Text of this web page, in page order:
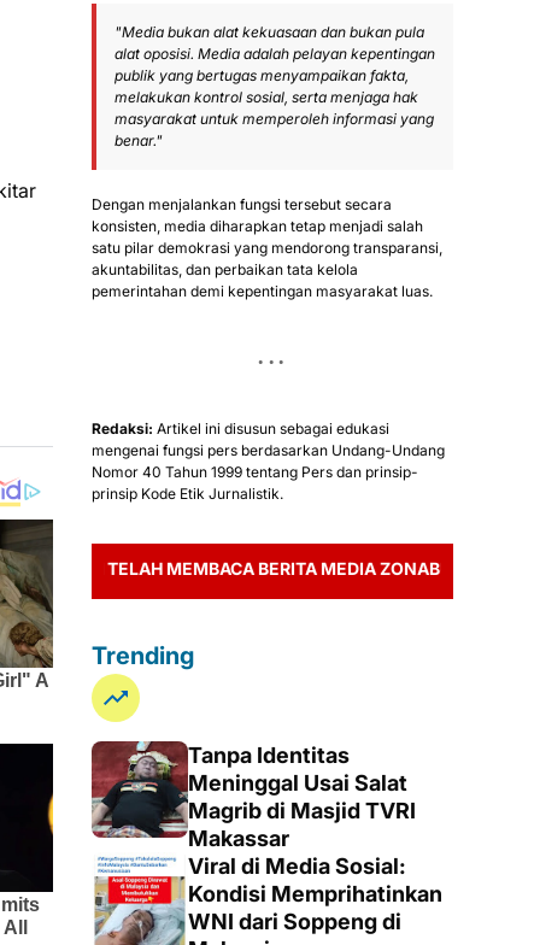
"Media bukan alat kekuasaan dan bukan pula
alat oposisi. Media adalah pelayan kepentingan
publik yang bertugas menyampaikan fakta,
melakukan kontrol sosial, serta menjaga hak
masyarakat untuk memperoleh informasi yang
benar."
Dengan menjalankan fungsi tersebut secara
konsisten, media diharapkan tetap menjadi salah
satu pilar demokrasi yang mendorong transparansi,
akuntabilitas, dan perbaikan tata kelola
pemerintahan demi kepentingan masyarakat luas.
Redaksi: Artikel ini disusun sebagai edukasi
mengenai fungsi pers berdasarkan Undang-Undang
Nomor 40 Tahun 1999 tentang Pers dan prinsip-
prinsip Kode Etik Jurnalistik.
TELAH MEMBACA BERITA MEDIA ZONABUSER.ID
Trending
Tanpa Identitas
Meninggal Usai Salat
Magrib di Masjid TVRI
Makassar
Viral di Media Sosial:
Kondisi Memprihatinkan
WNI dari Soppeng di